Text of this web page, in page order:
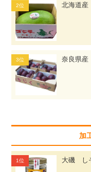
北海道
奈良県
加
大磯 し